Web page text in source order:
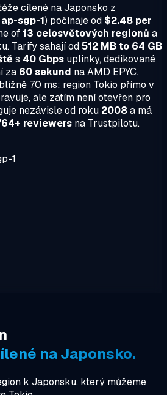
cílené na Japonsko z
ap-sgp-1) počínaje od $2.48 per
of13 celosvětových regionů a
Tarify sahají od512 MB to 64 GB
s 40 Gbps uplinky, dedikované
za 60 sekund na AMD EPYC.
70 ms; region Tokio přímo v
ale zatím není otevřen pro
nezávisle od roku 2008a má
reviewers na Trustpilotu.
1
na Japonsko.
k Japonsku, který můžeme